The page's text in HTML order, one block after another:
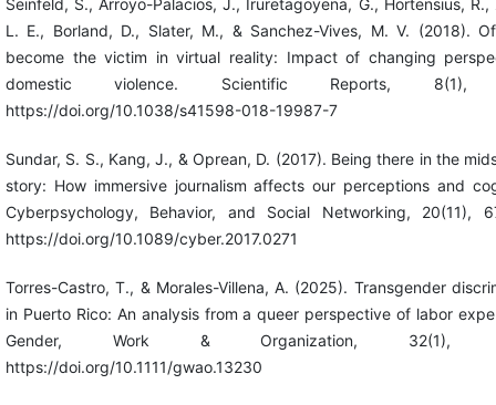
Seinfeld, S., Arroyo-Palacios, J., Iruretagoyena, G., Hortensius, R.,
L. E., Borland, D., Slater, M., & Sanchez-Vives, M. V. (2018).
become the victim in virtual reality: Impact of changing
domestic violence. Scientific Reports, 8(1),
https://doi.org/10.1038/s41598-018-19987-7
Sundar, S. S., Kang, J., & Oprean, D. (2017). Being there in the
story: How immersive journalism affects our perceptions and
Cyberpsychology, Behavior, and Social Networking, 20(11),
https://doi.org/10.1089/cyber.2017.0271
Torres-Castro, T., & Morales-Villena, A. (2025). Transgender
in Puerto Rico: An analysis from a queer perspective of labor
Gender, Work & Organization, 32(1),
https://doi.org/10.1111/gwao.13230